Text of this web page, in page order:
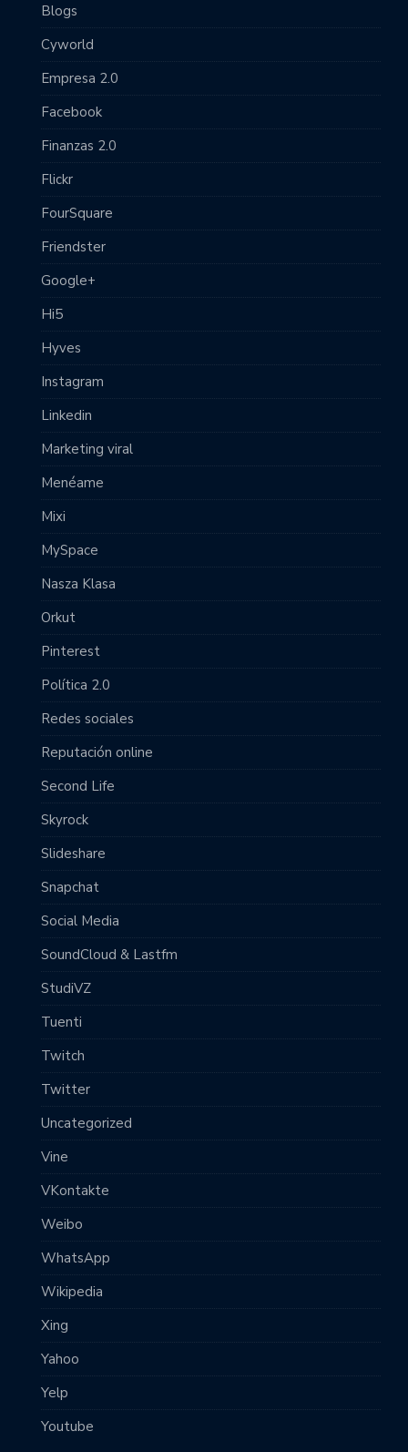
Blogs
Cyworld
Empresa 2.0
Facebook
Finanzas 2.0
Flickr
FourSquare
Friendster
Google+
Hi5
Hyves
Instagram
Linkedin
Marketing viral
Menéame
Mixi
MySpace
Nasza Klasa
Orkut
Pinterest
Política 2.0
Redes sociales
Reputación online
Second Life
Skyrock
Slideshare
Snapchat
Social Media
SoundCloud & Lastfm
StudiVZ
Tuenti
Twitch
Twitter
Uncategorized
Vine
VKontakte
Weibo
WhatsApp
Wikipedia
Xing
Yahoo
Yelp
Youtube